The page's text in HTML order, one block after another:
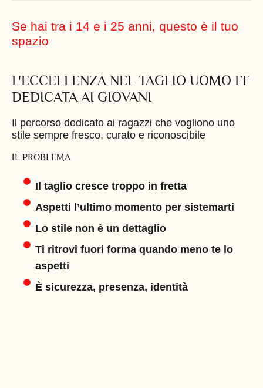
Se hai tra i 14 e i 25 anni, questo è il tuo
spazio
L'ECCELLENZA NEL TAGLIO UOMO FF
DEDICATA AI GIOVANI
Il percorso dedicato ai ragazzi che vogliono uno
stile sempre fresco, curato e riconoscibile
IL PROBLEMA
Il taglio cresce troppo in fretta
Aspetti l’ultimo momento per sistemarti
Lo stile non è un dettaglio
Ti ritrovi fuori forma quando meno te lo
aspetti
È sicurezza, presenza, identità